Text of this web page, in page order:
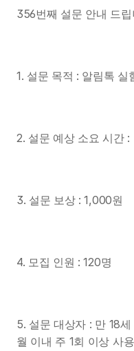
356번째 설문 안내 드립
1. 설문 목적 : 알림톡 실
2. 설문 예상 소요 시간 :
3. 설문 보상 : 1,000원
4. 모집 인원 : 120명
5. 설문 대상자 : 만 18
월 이내 주 1회 이상 사